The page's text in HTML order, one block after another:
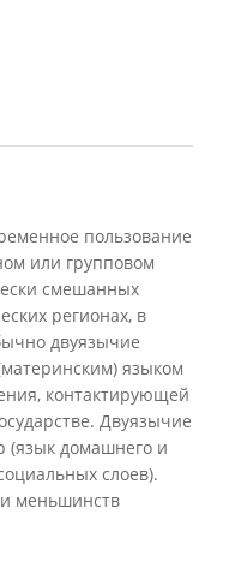
пользование
или групповом
смешанных
регионах, в
двуязычие
языком
контактирующей
Двуязычие
(язык домашнего и
слоев).
меньшинств